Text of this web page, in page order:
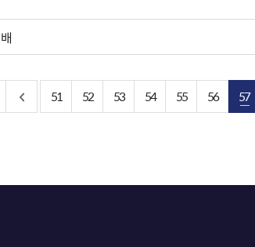
51 52 53 54 55 56 57